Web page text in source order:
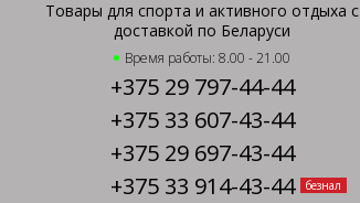
Товары для спорта и активного отдыха с
доставкой по Беларуси
Время работы: 8.00 - 21.00
+375 29 797-44-44
+375 33 607-43-44
+375 29 697-43-44
+375 33 914-43-44
безнал